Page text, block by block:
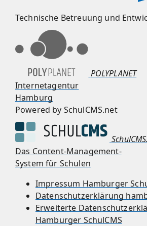
Technische Betreuung und
POLYPLANET
Internetagentur
Hamburg
Powered by SchulCMS.net
Das Content-Management-
System für Schulen
Impressum Hamburger
Datenschutzerklärung
Erweiterte
Hamburger SchulCMS